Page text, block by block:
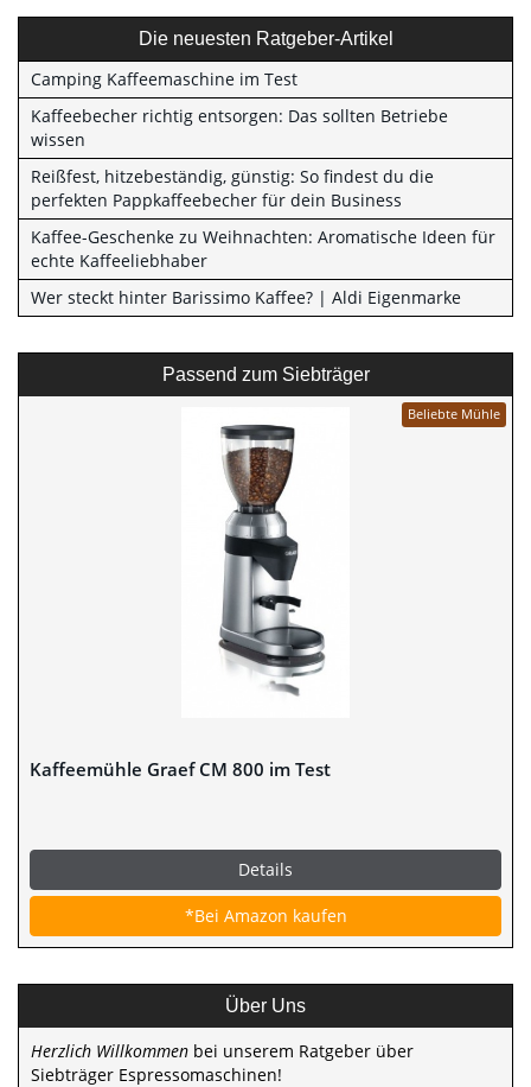
Die neuesten Ratgeber-Artikel
Camping Kaffeemaschine im Test
Kaffeebecher richtig entsorgen: Das sollten Betriebe
wissen
Reißfest, hitzebeständig, günstig: So findest du die
perfekten Pappkaffeebecher für dein Business
Kaffee-Geschenke zu Weihnachten: Aromatische Ideen für
echte Kaffeeliebhaber
Wer steckt hinter Barissimo Kaffee? | Aldi Eigenmarke
Passend zum Siebträger
Beliebte Mühle
Kaffeemühle Graef CM 800 im Test
Details
*Bei Amazon kaufen
Über Uns
Herzlich Willkommen bei unserem Ratgeber über
Siebträger Espressomaschinen!